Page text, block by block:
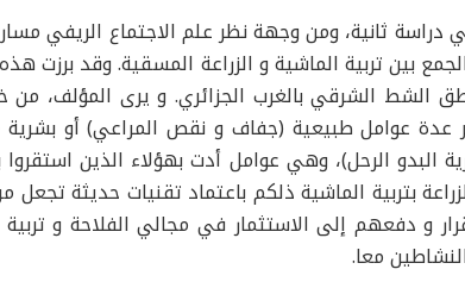
دراسة ثانية، ومن وجهة نظر علم الاجتماع الريفي
بين تربية الماشية و الزراعة المسقية. وقد برزت
الشط الشرقي بالغرب الجزائري. و يرى المؤلف، من
عدة عوامل طبيعية (جفاف و نقص المراعي) أو بشرية
البدو الرحل)، وهي عوامل أدت بهؤلاء الذين استقروا
بتربية الماشية ذلكم باعتماد تقنيات حديثة
و دفعهم إلى الاستثمار في مجالي الفلاحة و
معا.